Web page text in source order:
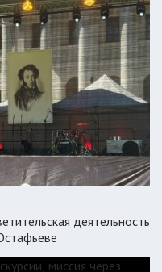
деятельность